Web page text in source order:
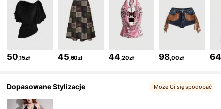
4.1M Obserwujący
4.1M Obserwujący
50,15zł 45,60zł 44,20zł 98,00zł 64
Dopasowane Stylizacje Może Ci się spodobać